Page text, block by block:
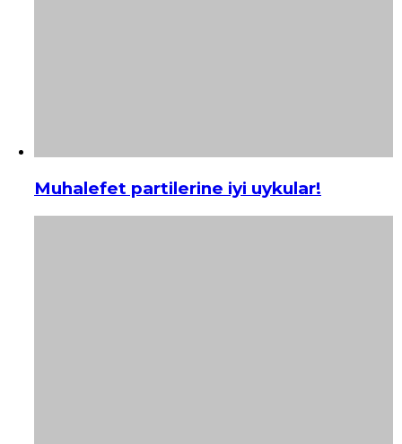
Muhalefet partilerine iyi uykular!